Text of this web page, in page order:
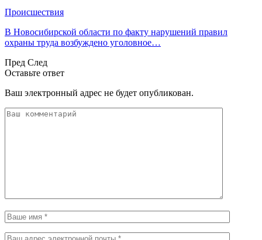
Происшествия
В Новосибирской области по факту нарушений правил
охраны труда возбуждено уголовное…
Пред След
Оставьте ответ
Ваш электронный адрес не будет опубликован.